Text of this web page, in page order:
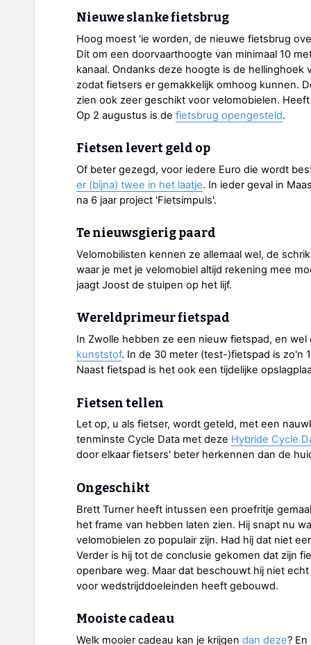
Nieuwe slanke fietsbrug
Hoog moest 'ie worden, de nieuwe fietsbrug
Dit om een doorvaarthoogte van minimaal 10
kanaal. Ondanks deze hoogte is de
zodat fietsers er gemakkelijk omhoog kunnen.
zien ook zeer geschikt voor velomobielen.
Op 2 augustus is de fietsbrug opengesteld.
Fietsen levert geld op
Of beter gezegd, voor iedere Euro die wordt
er (bijna) twee in het laatje. In ieder geval in
na 6 jaar project 'Fietsimpuls'.
Te nieuwsgierig paard
Velomobilisten kennen ze allemaal wel, de
waar je met je velomobiel altijd rekening mee
jaagt Joost de stuipen op het lijf.
Wereldprimeur fietspad
In Zwolle hebben ze een nieuw fietspad, en
kunststof. In de 30 meter (test-)fietspad is zo'n
Naast fietspad is het ook een tijdelijke
Fietsen tellen
Let op, u als fietser, wordt geteld, met een
tenminste Cycle Data met deze Hybride Cycle
door elkaar fietsers' beter herkennen dan de
Ongeschikt
Brett Turner heeft intussen een proefritje
het frame van hebben laten zien. Hij snapt nu
velomobielen zo populair zijn. Had hij dat niet
Verder is hij tot de conclusie gekomen dat zijn
openbare weg. Maar dat beschouwt hij niet
voor wedstrijddoeleinden heeft gebouwd.
Mooiste cadeau
Welk mooier cadeau kan je krijgen dan deze?